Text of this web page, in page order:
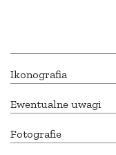
Ikonografia
Ewentualne uwagi
Fotografie